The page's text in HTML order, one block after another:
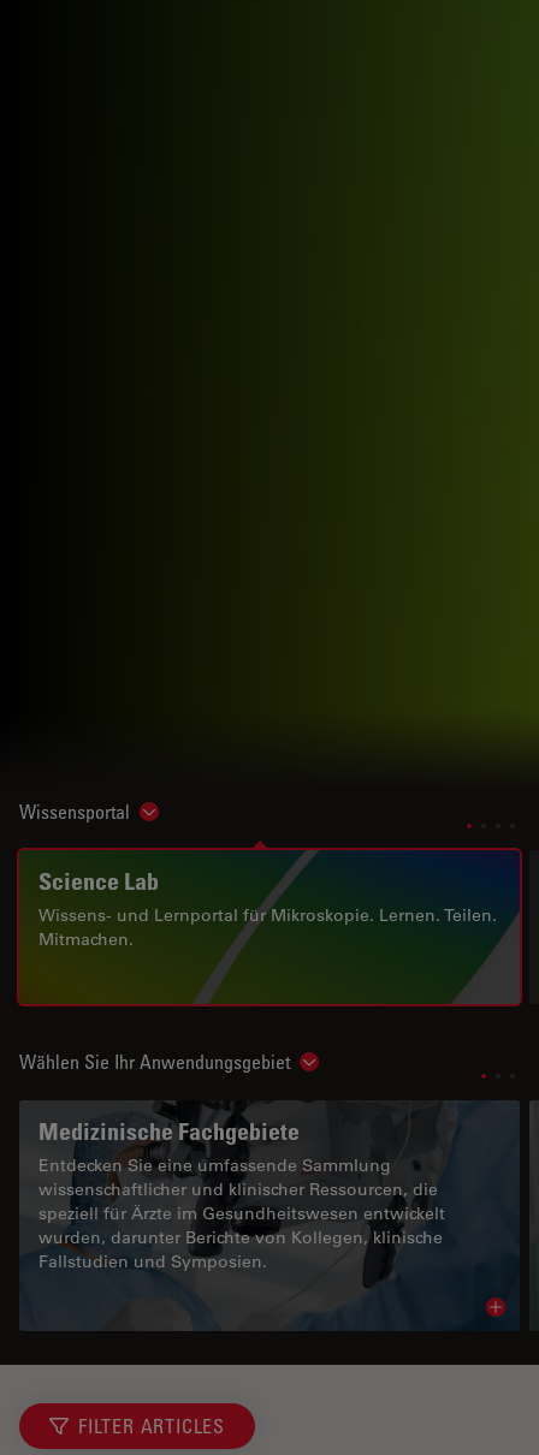
Wissensportal Show subnavigation
Science Lab
Wissens- und Lernportal für Mikroskopie. Lernen. Teilen.
Mitmachen.
Wählen Sie Ihr Anwendungsgebiet Show subnavigation
Medizinische Fachgebiete
Entdecken Sie eine umfassende Sammlung
wissenschaftlicher und klinischer Ressourcen, die
speziell für Ärzte im Gesundheitswesen entwickelt
wurden, darunter Berichte von Kollegen, klinische
Fallstudien und Symposien.
FILTER ARTICLES